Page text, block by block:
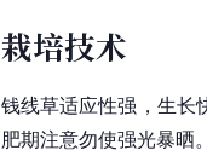
栽培技术
钱线草适应性强，生长
肥期注意勿使强光暴晒